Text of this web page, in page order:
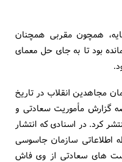
همچون مقربی همچنان
بود تا به جای حل معمای
مجاهدین انقلاب در تاریخ
و خلاصه گزارش مأموریت سعادتی و
کرد. در اسنادی که انتشار
اطلاعاتی سازمان جاسوسی
های سعادتی از وی فاش